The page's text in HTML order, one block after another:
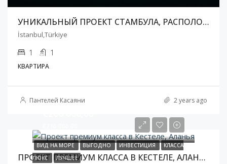
УНИКАЛЬНЫЙ ПРОЕКТ СТАМБУЛА, РАСПОЛОЖЕННЫЙ В САМОМ ЦЕНТРЕ, У ЗАЛИВА ЗОЛОТОЙ РОГ
İstanbul,Türkiye
1 1
КВАРТИРА
Пантелей Касаяни 2 years ago
ВИД НА МОРЕ ВЫГОДНО ИНВЕСТИЦИЯ
КЛАССА
ЛЮКС
ЛУЧШЕЕ ПРОЕКТ ПРЕМИУМ КЛАССА В КЕСТЕЛЕ, АЛАНЬЯ